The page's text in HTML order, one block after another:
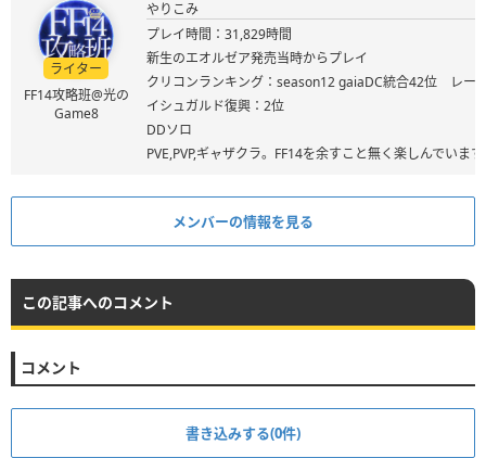
ライター
FF14攻略班@光の
Game8
やりこみ
プレイ時間：31,829時間
新生のエオルゼア発売当時からプレイ
クリコンランキング：season12 gaiaDC統合42位 レー
イシュガルド復興：2位
DDソロ
PVE,PVP,ギャザクラ。FF14を余すこと無く楽しんでいま
メンバーの情報を見る
この記事へのコメント
コメント
書き込みする(0件)